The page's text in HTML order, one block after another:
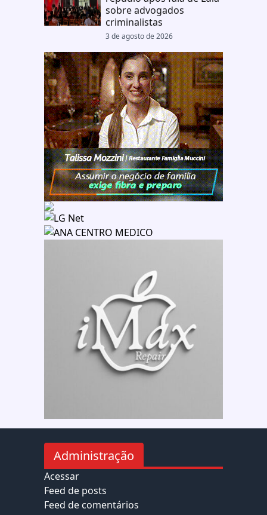
sobre advogados
criminalistas
3 de agosto de 2026
Administração
Acessar
Feed de posts
Feed de comentários